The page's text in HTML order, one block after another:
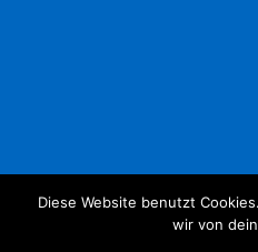
Diese Website benutzt
wir von